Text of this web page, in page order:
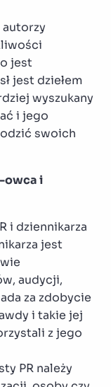
jest
jest dziełem
wyszukany
i jego
swoich
owca i
i dziennikarza
jest
audycji,
za zdobycie
i takie jej
z jego
PR należy